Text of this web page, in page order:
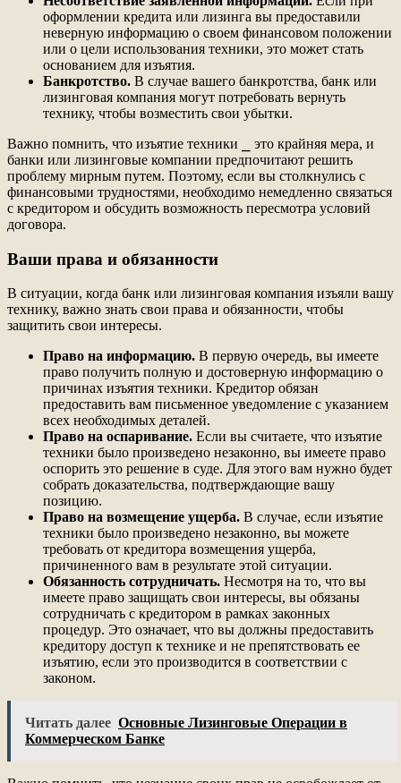
оформлении кредита или лизинга вы предоставили
неверную информацию о своем финансовом положении
или о цели использования техники, это может стать
основанием для изъятия.
Банкротство. В случае вашего банкротства, банк или
лизинговая компания могут потребовать вернуть
технику, чтобы возместить свои убытки.
Важно помнить, что изъятие техники ⎯ это крайняя мера, и
банки или лизинговые компании предпочитают решить
проблему мирным путем. Поэтому, если вы столкнулись с
финансовыми трудностями, необходимо немедленно связаться
с кредитором и обсудить возможность пересмотра условий
договора.
Ваши права и обязанности
В ситуации, когда банк или лизинговая компания изъяли вашу
технику, важно знать свои права и обязанности, чтобы
защитить свои интересы.
Право на информацию. В первую очередь, вы имеете
право получить полную и достоверную информацию о
причинах изъятия техники. Кредитор обязан
предоставить вам письменное уведомление с указанием
всех необходимых деталей.
Право на оспаривание. Если вы считаете, что изъятие
техники было произведено незаконно, вы имеете право
оспорить это решение в суде. Для этого вам нужно будет
собрать доказательства, подтверждающие вашу
позицию.
Право на возмещение ущерба. В случае, если изъятие
техники было произведено незаконно, вы можете
требовать от кредитора возмещения ущерба,
причиненного вам в результате этой ситуации.
Обязанность сотрудничать. Несмотря на то, что вы
имеете право защищать свои интересы, вы обязаны
сотрудничать с кредитором в рамках законных
процедур. Это означает, что вы должны предоставить
кредитору доступ к технике и не препятствовать ее
изъятию, если это производится в соответствии с
законом.
Читать далее Основные Лизинговые Операции в
Коммерческом Банке